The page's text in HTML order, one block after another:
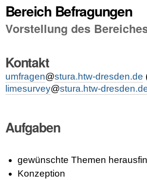
Bereich Befragungen
Vorstellung des
Kontakt
umfragen@stura.htw-dresden.de
limesurvey@stura.htw-
Aufgaben
gewünschte Themen
Konzeption